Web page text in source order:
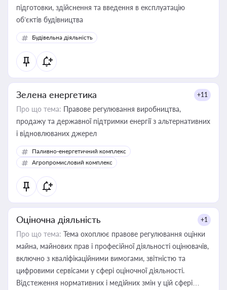
підготовки, здійснення та введення в експлуатацію
об’єктів будівництва
Будівельна діяльність
Зелена енергетика +11
Про що тема: Правове регулювання виробництва,
продажу та державної підтримки енергії з альтернативних
і відновлюваних джерел
Паливно-енергетичний комплекс
Агропромисловий комплекс
Оціночна діяльність +1
Про що тема: Тема охоплює правове регулювання оцінки
майна, майнових прав і професійної діяльності оцінювачів,
включно з кваліфікаційними вимогами, звітністю та
цифровими сервісами у сфері оціночної діяльності.
Відстеження нормативних і медійних змін у цій сфері